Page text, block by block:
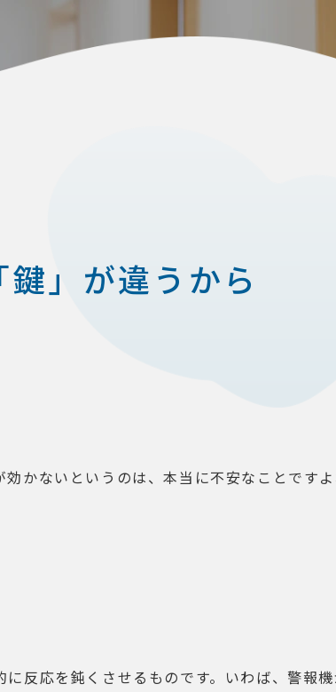
」が違うから
かないというのは、本当に不安なことですよ
に反応を鈍くさせるものです。いわば、警報